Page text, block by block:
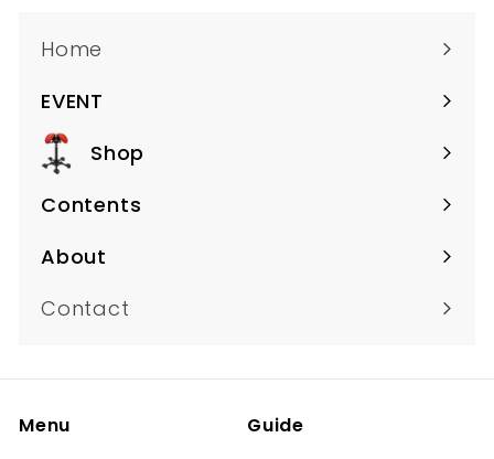
Home
EVENT
サ
ブ
メ
ニ
ー
の
展
Shop
サ
ブ
ニ
ー
展
Contents
サ
ブ
ニ
展
About
サ
ブ
ー
Contact
Menu Guide